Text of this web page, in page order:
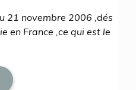
21 novembre 2006 ,dés
en France ,ce qui est le